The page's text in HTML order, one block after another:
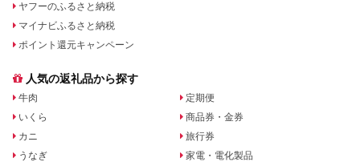
ヤフーのふるさと納税
マイナビふるさと納税
ポイント還元キャンペーン
人気の返礼品から探す
牛肉
いくら
カニ
うなぎ
定期便
商品券・金券
旅行券
家電・電化製品